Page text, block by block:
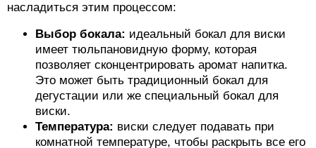
насладиться этим процессом:
Выбор бокала: идеальный бокал для виски
имеет тюльпановидную форму, которая
позволяет сконцентрировать аромат напитка.
Это может быть традиционный бокал для
дегустации или же специальный бокал для
виски.
Температура: виски следует подавать при
комнатной температуре, чтобы раскрыть все его